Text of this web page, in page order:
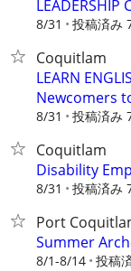
LEADERSHIP
8/31 投稿済み
Coquitlam
LEARN
Newcomers
8/31 投稿済み
Coquitlam
Disability
8/31 投稿済み
Port
Summer
8/1-8/14 投稿